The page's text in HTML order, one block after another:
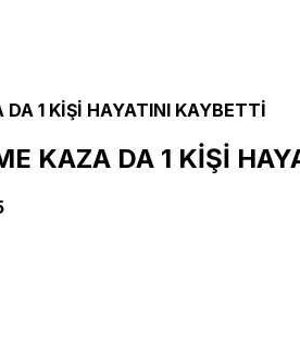
1 KİŞİ HAYATINI KAYBETTİ
KAZA DA 1 KİŞİ